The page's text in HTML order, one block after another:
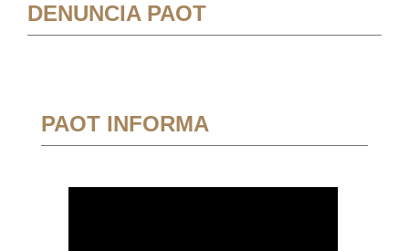
DENUNCIA PAOT
PAOT INFORMA